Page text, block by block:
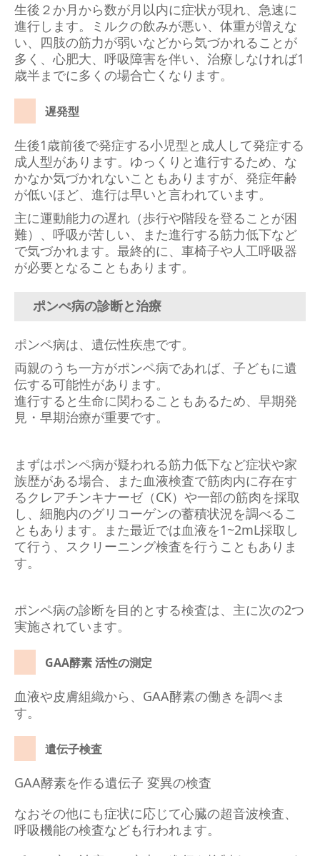
生後２か月から数が月以内に症状が現れ、急速に
進行します。ミルクの飲みが悪い、体重が増えな
い、四肢の筋力が弱いなどから気づかれることが
多く、心肥大、呼吸障害を伴い、治療しなければ1
歳半までに多くの場合亡くなります。
遅発型
生後1歳前後で発症する小児型と成人して発症する
成人型があります。ゆっくりと進行するため、な
かなか気づかれないこともありますが、発症年齢
が低いほど、進行は早いと言われています。
主に運動能力の遅れ（歩行や階段を登ることが困
難）、呼吸が苦しい、また進行する筋力低下など
で気づかれます。最終的に、車椅子や人工呼吸器
が必要となることもあります。
ポンぺ病の診断と治療
ポンペ病は、遺伝性疾患です。
両親のうち一方がポンペ病であれば、子どもに遺
伝する可能性があります。
進行すると生命に関わることもあるため、早期発
見・早期治療が重要です。
まずはポンペ病が疑われる筋力低下など症状や家
族歴がある場合、また血液検査で筋肉内に存在す
るクレアチンキナーゼ（CK）や一部の筋肉を採取
し、細胞内のグリコーゲンの蓄積状況を調べるこ
ともあります。また最近では血液を1~2mL採取し
て行う、スクリーニング検査を行うこともありま
す。
ポンペ病の診断を目的とする検査は、主に次の2つ
実施されています。
GAA酵素 活性の測定
血液や皮膚組織から、GAA酵素の働きを調べま
す。
遺伝子検査
GAA酵素を作る遺伝子 変異の検査
なおその他にも症状に応じて心臓の超音波検査、
呼吸機能の検査なども行われます。